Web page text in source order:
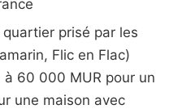
prisé par les
Flic en Flac)
60 000 MUR pour un
une maison avec